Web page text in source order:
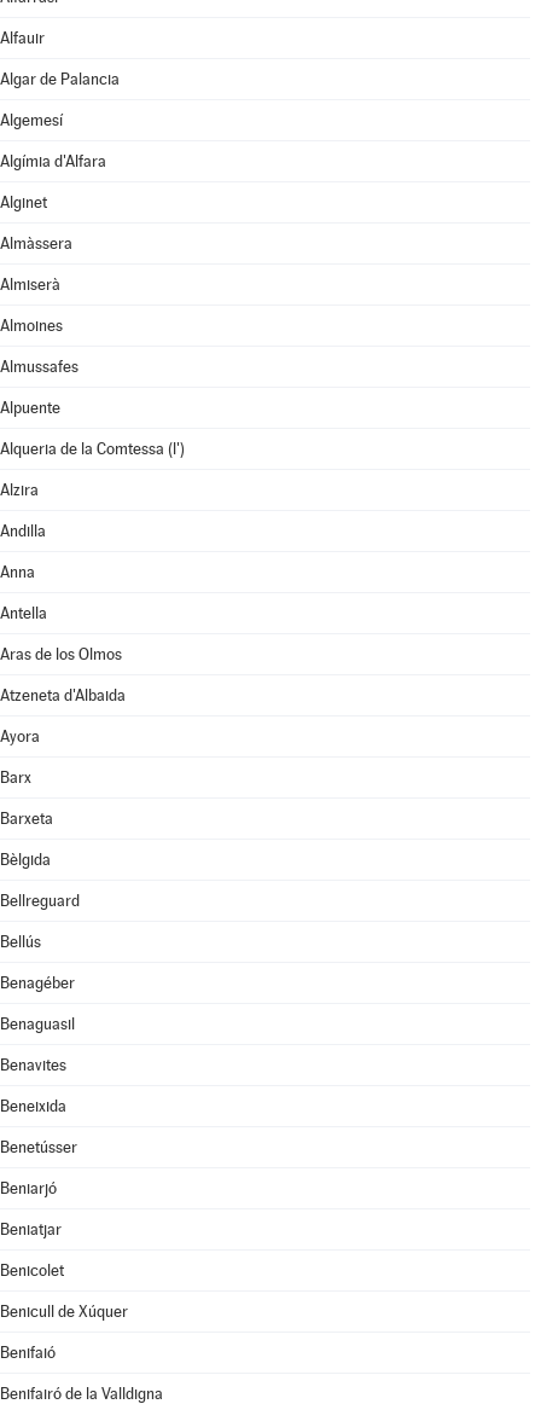
Alfauir
Algar de Palancia
Algemesí
Algímia d'Alfara
Alginet
Almàssera
Almiserà
Almoines
Almussafes
Alpuente
Alqueria de la Comtessa (l')
Alzira
Andilla
Anna
Antella
Aras de los Olmos
Atzeneta d'Albaida
Ayora
Barx
Barxeta
Bèlgida
Bellreguard
Bellús
Benagéber
Benaguasil
Benavites
Beneixida
Benetússer
Beniarjó
Beniatjar
Benicolet
Benicull de Xúquer
Benifaió
Benifairó de la Valldigna